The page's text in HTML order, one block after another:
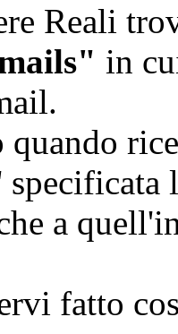
Reali
in
a
fatto